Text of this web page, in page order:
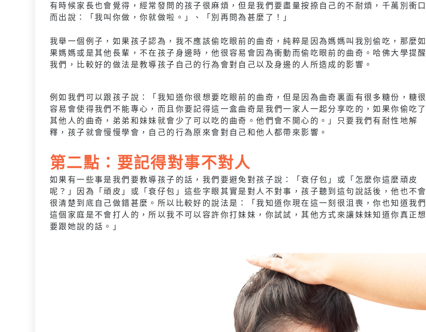
有時候家長也會覺得，經常發問的孩子很麻煩，但是我們要盡量按捺自己的不耐煩，千萬別衝口
而出說：「我叫你做，你就做啦。」、「別再問為甚麼了！」
我舉一個例子，如果孩子認為，我不應該偷吃眼前的曲奇，純粹是因為媽媽叫我別偷吃，那麼如
果媽媽或是其他長輩，不在孩子身邊時，他很容易會因為衝動而偷吃眼前的曲奇。哈佛大學提醒
我們，比較好的做法是教導孩子自己的行為會對自己以及身邊的人所造成的影響。
例如我們可以跟孩子說：「我知道你很想要吃眼前的曲奇，但是因為曲奇裏面有很多糖份，糖很
容易會使得我們不能專心，而且你要記得這一盒曲奇是我們一家人一起分享吃的，如果你偷吃了
其他人的曲奇，弟弟和妹妹就會少了可以吃的曲奇。他們會不開心的。」只要我們有耐性地解
釋，孩子就會慢慢學會，自己的行為原來會對自己和他人都帶來影響。
第二點：要記得對事不對人
如果有一些事是我們要教導孩子的話，我們要避免對孩子說：「衰仔包」或「怎麼你這麼頑皮
呢？」因為「頑皮」或「衰仔包」這些字眼其實是對人不對事，孩子聽到這句說話後，他也不會
很清楚到底自己做錯甚麼。所以比較好的說法是：「我知道你現在這一刻很沮喪，你也知道我們
這個家庭是不會打人的，所以我不可以容許你打妹妹，你試試，其他方式來讓妹妹知道你真正想
要跟她說的話。」